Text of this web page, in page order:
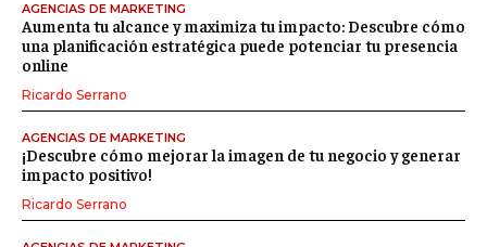
AGENCIAS DE MARKETING
Aumenta tu alcance y maximiza tu impacto: Descubre cómo
una planificación estratégica puede potenciar tu presencia
online
Ricardo Serrano
AGENCIAS DE MARKETING
¡Descubre cómo mejorar la imagen de tu negocio y generar
impacto positivo!
Ricardo Serrano